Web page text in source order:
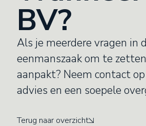
BV?
Als je meerdere vragen in
eenmanszaak om te
aanpakt? Neem contact
advies en een soepele
Terug naar overzicht